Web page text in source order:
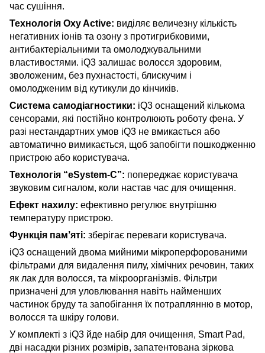
час сушіння.
Технологія Oxy Active: виділяє величезну кількість
негативних іонів та озону з протигрибковими,
антибактеріальними та омолоджувальними
властивостями. iQ3 залишає волосся здоровим,
зволоженим, без пухнастості, блискучим і
омолодженим від кутикули до кінчиків.
Система самодіагностики: iQ3 оснащений кількома
сенсорами, які постійно контролюють роботу фена. У
разі нестандартних умов iQ3 не вмикається або
автоматично вимикається, щоб запобігти пошкодженню
пристрою або користувача.
Технологія “eSystem-C”: попереджає користувача
звуковим сигналом, коли настав час для очищення.
Ефект нахилу: ефективно регулює внутрішню
температуру пристрою.
Функція пам’яті: зберігає переваги користувача.
iQ3 оснащений двома мийними мікроперфорованими
фільтрами для видалення пилу, хімічних речовин, таких
як лак для волосся, та мікроорганізмів. Фільтри
призначені для уловлювання навіть найменших
частинок бруду та запобігання їх потраплянню в мотор,
волосся та шкіру голови.
У комплекті з iQ3 йде набір для очищення, Smart Pad,
дві насадки різних розмірів, запатентована зіркова